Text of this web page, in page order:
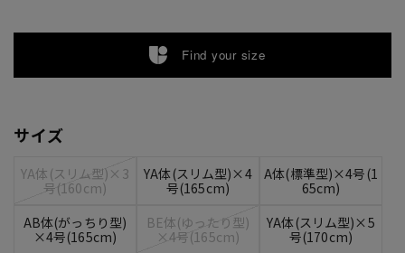
Find your size
サイズ
YA体(スリム型)×3
号(160cm)
YA体(スリム型)×4
号(165cm)
A体(標準型)×4号(1
65cm)
AB体(がっちり型)
×4号(165cm)
BE体(ゆったり型)
×4号(165cm)
YA体(スリム型)×5
号(170cm)